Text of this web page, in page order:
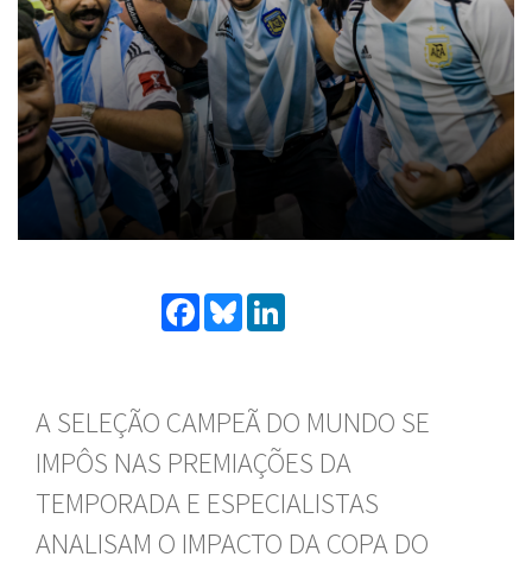
Facebook
Bluesky
A SELEÇÃO CAMPEÃ DO MUNDO SE
IMPÔS NAS PREMIAÇÕES DA
TEMPORADA E ESPECIALISTAS
ANALISAM O IMPACTO DA COPA DO